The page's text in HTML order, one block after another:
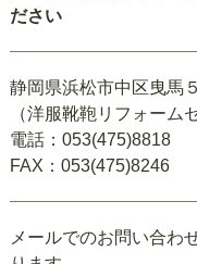
ださい
静岡県浜松市中区曳馬
（洋服靴鞄リフォーム
電話：053(475)8818
FAX：053(475)8246
メールでのお問い合わ